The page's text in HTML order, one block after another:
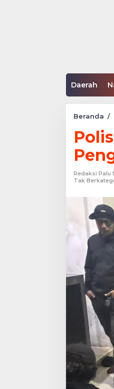
Daerah
Beranda /
Redaksi Palu
Tak